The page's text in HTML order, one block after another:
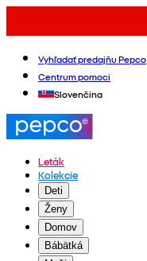
Vyhľadať predajňu Pepco
Centrum pomoci
Slovenčina
Leták
Kolekcie
Deti
Ženy
Domov
Bábätká